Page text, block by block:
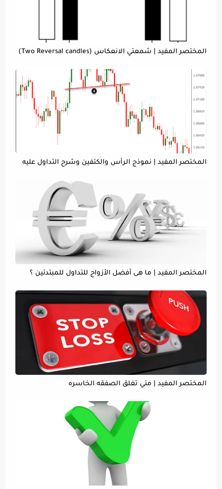
المختصر المفيد | شمعتي الانعكاس (Two Reversal candles)
المختصر المفيد | نموذج الرأس والكتفين وشرح التداول عليه
المختصر المفيد | ما هى أفضل الأزواج للتداول للمبتدئين ؟
المختصر المفيد | متي تغلق الصفقه الخاسره